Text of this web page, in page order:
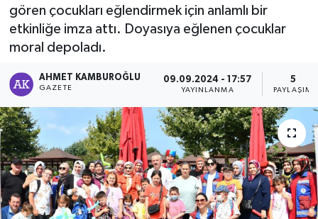
gören çocukları eğlendirmek için anlamlı bir
etkinliğe imza attı. Doyasıya eğlenen çocuklar
moral depoladı.
AHMET KAMBUROĞLU
GAZETE
09.09.2024 - 17:57
YAYINLANMA
5
PAYLAŞIM